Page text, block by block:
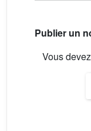
Publier un
Vous